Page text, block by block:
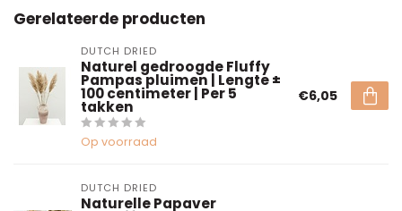
Gerelateerde producten
DUTCH DRIED
Naturel gedroogde Fluffy
Pampas pluimen | Lengte ±
100 centimeter | Per 5
takken
Op voorraad
€6,05
DUTCH DRIED
Naturelle Papaver